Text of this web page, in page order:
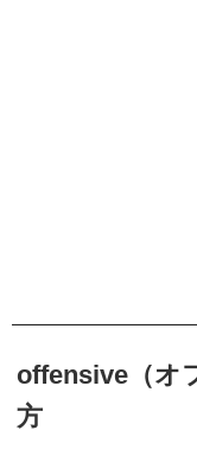
offensive（オ
方